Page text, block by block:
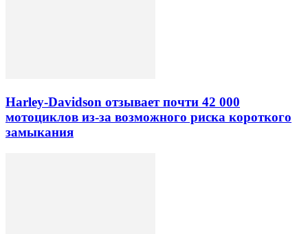
Harley-Davidson отзывает почти 42 000
мотоциклов из-за возможного риска короткого
замыкания